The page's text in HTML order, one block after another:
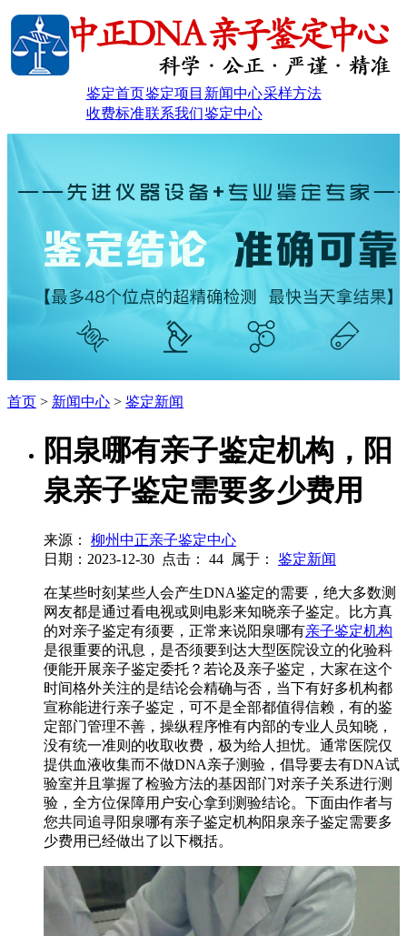
鉴定首页鉴定项目 新闻中心采样方法
收费标准联系我们鉴定中心
首页 > 新闻中心 > 鉴定新闻
阳泉哪有亲子鉴定机构，阳
泉亲子鉴定需要多少费用
来源：
柳州中正亲子鉴定中心
日期：2023-12-30 点击： 44 属于： 鉴定新闻
在某些时刻某些人会产生DNA鉴定的需要，绝大多数测
网友都是通过看电视或则电影来知晓亲子鉴定。比方真
的对亲子鉴定有须要，正常来说阳泉哪有亲子鉴定机构
是很重要的讯息，是否须要到达大型医院设立的化验科
便能开展亲子鉴定委托？若论及亲子鉴定，大家在这个
时间格外关注的是结论会精确与否，当下有好多机构都
宣称能进行亲子鉴定，可不是全部都值得信赖，有的鉴
定部门管理不善，操纵程序惟有内部的专业人员知晓，
没有统一准则的收取收费，极为给人担忧。通常医院仅
提供血液收集而不做DNA亲子测验，倡导要去有DNA试
验室并且掌握了检验方法的基因部门对亲子关系进行测
验，全方位保障用户安心拿到测验结论。下面由作者与
您共同追寻阳泉哪有亲子鉴定机构阳泉亲子鉴定需要多
少费用已经做出了以下概括。